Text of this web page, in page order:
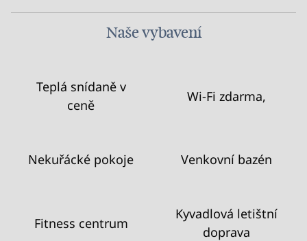
Naše vybavení
Teplá snídaně v
ceně
Wi-Fi zdarma,
Nekuřácké pokoje Venkovní bazén
Fitness centrum
Kyvadlová letištní
doprava